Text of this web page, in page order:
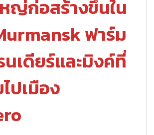
ญ่ก่อสร้างขึ้นใน
ฟาร์ม
นเดียร์และมิงค์ที่
ปเมือง